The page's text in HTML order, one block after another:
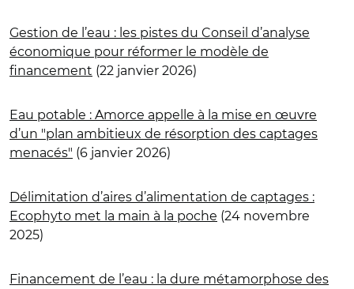
Gestion de l’eau : les pistes du Conseil d’analyse
économique pour réformer le modèle de
financement (22 janvier 2026)
Eau potable : Amorce appelle à la mise en œuvre
d’un "plan ambitieux de résorption des captages
menacés" (6 janvier 2026)
Délimitation d’aires d’alimentation de captages :
Ecophyto met la main à la poche (24 novembre
2025)
Financement de l’eau : la dure métamorphose des